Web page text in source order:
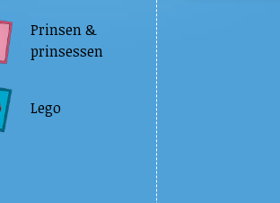
Prinsen &
prinsessen
Lego